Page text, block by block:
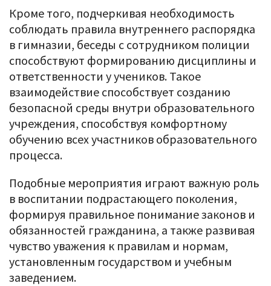
Кроме того, подчеркивая необходимость
соблюдать правила внутреннего распорядка
в гимназии, беседы с сотрудником полиции
способствуют формированию дисциплины и
ответственности у учеников. Такое
взаимодействие способствует созданию
безопасной среды внутри образовательного
учреждения, способствуя комфортному
обучению всех участников образовательного
процесса.
Подобные мероприятия играют важную роль
в воспитании подрастающего поколения,
формируя правильное понимание законов и
обязанностей гражданина, а также развивая
чувство уважения к правилам и нормам,
установленным государством и учебным
заведением.